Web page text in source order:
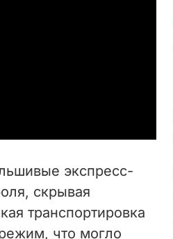
экспресс-
скрывая
транспортировка
что могло